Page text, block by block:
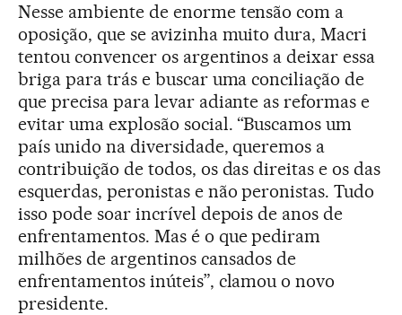
Nesse ambiente de enorme tensão com a
oposição, que se avizinha muito dura, Macri
tentou convencer os argentinos a deixar essa
briga para trás e buscar uma conciliação de
que precisa para levar adiante as reformas e
evitar uma explosão social. “Buscamos um
país unido na diversidade, queremos a
contribuição de todos, os das direitas e os das
esquerdas, peronistas e não peronistas. Tudo
isso pode soar incrível depois de anos de
enfrentamentos. Mas é o que pediram
milhões de argentinos cansados de
enfrentamentos inúteis”, clamou o novo
presidente.